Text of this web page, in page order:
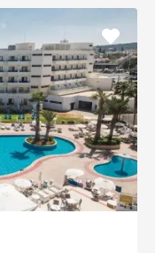
Pridať
do